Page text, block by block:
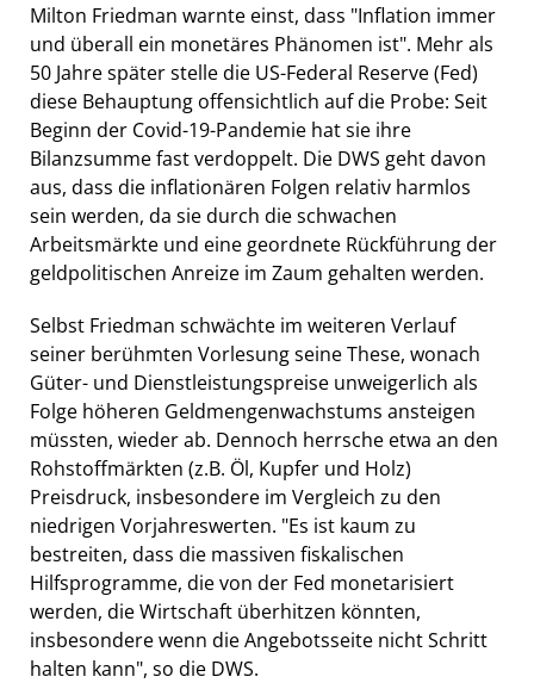
Milton Friedman warnte einst, dass "Inflation immer
und überall ein monetäres Phänomen ist". Mehr als
50 Jahre später stelle die US-Federal Reserve (Fed)
diese Behauptung offensichtlich auf die Probe: Seit
Beginn der Covid-19-Pandemie hat sie ihre
Bilanzsumme fast verdoppelt. Die DWS geht davon
aus, dass die inflationären Folgen relativ harmlos
sein werden, da sie durch die schwachen
Arbeitsmärkte und eine geordnete Rückführung der
geldpolitischen Anreize im Zaum gehalten werden.
Selbst Friedman schwächte im weiteren Verlauf
seiner berühmten Vorlesung seine These, wonach
Güter- und Dienstleistungspreise unweigerlich als
Folge höheren Geldmengenwachstums ansteigen
müssten, wieder ab. Dennoch herrsche etwa an den
Rohstoffmärkten (z.B. Öl, Kupfer und Holz)
Preisdruck, insbesondere im Vergleich zu den
niedrigen Vorjahreswerten. "Es ist kaum zu
bestreiten, dass die massiven fiskalischen
Hilfsprogramme, die von der Fed monetarisiert
werden, die Wirtschaft überhitzen könnten,
insbesondere wenn die Angebotsseite nicht Schritt
halten kann", so die DWS.